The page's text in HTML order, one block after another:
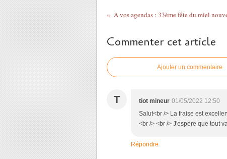
Commenter cet article
Ajouter un commentaire
T tiot mineur 01/05/2022 12:50
Salut<br /> La fraise est
<br /> <br /> J'espère que tout
Répondre